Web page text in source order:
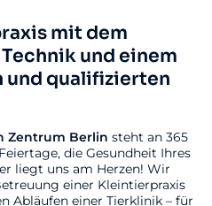
mit dem
und einem
qualifizierten
Zentrum Berlin steht an 365
die Gesundheit Ihres
liegt uns am Herzen! Wir
einer Kleintierpraxis
Abläufen einer Tierklinik – für